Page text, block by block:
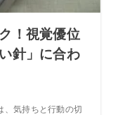
！視覚優位
針」に合わ
、気持ちと行動の切